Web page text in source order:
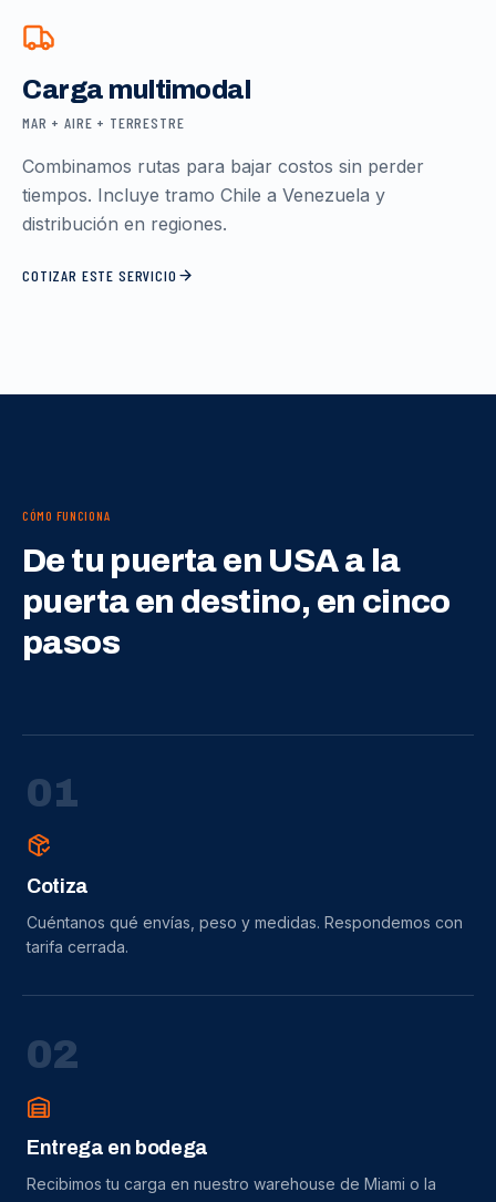
Carga multimodal
MAR + AIRE + TERRESTRE
Combinamos rutas para bajar costos sin perder
tiempos. Incluye tramo Chile a Venezuela y
distribución en regiones.
COTIZAR ESTE SERVICIO
CÓMO FUNCIONA
De tu puerta en USA a la
puerta en destino, en cinco
pasos
01
Cotiza
Cuéntanos qué envías, peso y medidas. Respondemos con
tarifa cerrada.
02
Entrega en bodega
Recibimos tu carga en nuestro warehouse de Miami o la